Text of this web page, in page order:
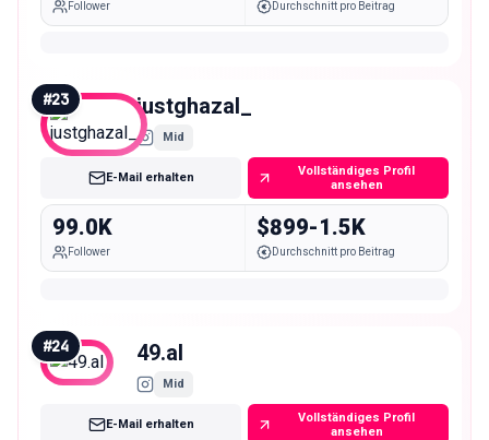
Follower Durchschnitt pro Beitrag
#23 justghazal_
Mid
E-Mail erhalten
Vollständiges Profil
ansehen
99.0K
Follower
$899-1.5K
Durchschnitt pro Beitrag
#24 49.al
Mid
E-Mail erhalten
Vollständiges Profil
ansehen